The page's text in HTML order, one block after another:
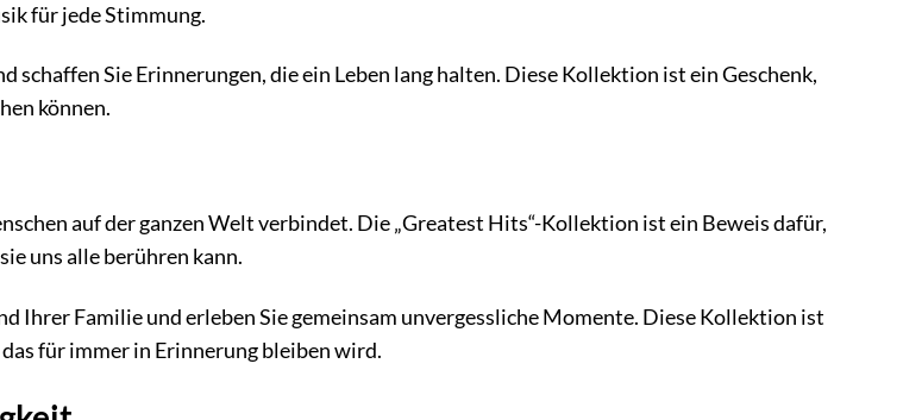
für jede Stimmung.
schaffen Sie Erinnerungen, die ein Leben lang halten. Diese Kollektion ist ein Geschenk,
können.
auf der ganzen Welt verbindet. Die „Greatest Hits“-Kollektion ist ein Beweis dafür,
uns alle berühren kann.
Ihrer Familie und erleben Sie gemeinsam unvergessliche Momente. Diese Kollektion ist
für immer in Erinnerung bleiben wird.